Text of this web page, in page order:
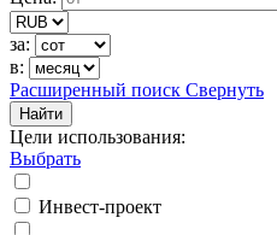
за:
в:
Расширенный поиск Свернуть
Найти
Цели использования:
Выбрать
Инвест-проект